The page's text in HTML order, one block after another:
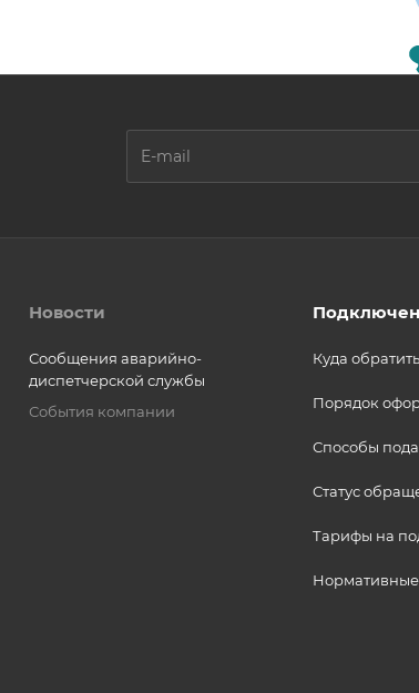
Новости
Сообщения аварийно-
диспетчерской службы
События компании
Куда
Порядок
Способы
Статус
Тарифы на